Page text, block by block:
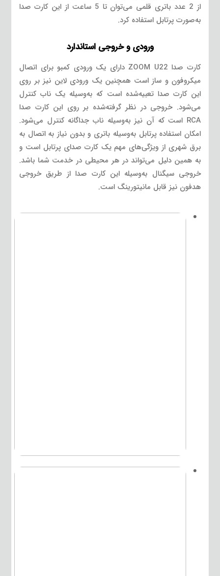
از 2 عدد باتری قلمی می‌توان تا 5 ساعت از این کارت صدا
به‌صورت پرتابل استفاده کرد.
ورودی و خروجی استاندارد
کارت صدا ZOOM U22 دارای یک ورودی کمبو برای اتصال
میکروفون و ساز است همچنین یک ورودی لاین نیز بر روی
این کارت صدا تعبیه‌شده است که به‌وسیله یک ناب کنترل
می‌شود. خروجی در نظر گرفته‌شده بر روی این کارت صدا
RCA است که آن نیز به‌وسیله ناب جداگانه کنترل می‌شود.
امکان استفاده پرتابل به‌وسیله باتری و بدون نیاز به اتصال به
برق شهری از ویژگی‌های مهم یک کارت صدای پرتابل است و
به همین دلیل می‌تواند در هر محیطی در خدمت شما باشد.
خروجی سیگنال به‌وسیله این کارت صدا از طریق خروجی
هدفون نیز قابل مانیتورینگ است.